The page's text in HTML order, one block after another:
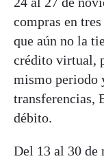
compras en
que aún no la
crédito virtual,
mismo periodo
transferencias,
débito.
Del 13 al 30 de